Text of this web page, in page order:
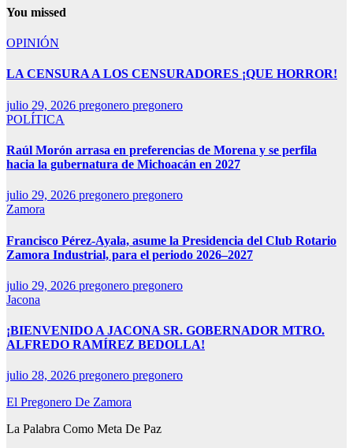
You missed
OPINIÓN
LA CENSURA A LOS CENSURADORES ¡QUE HORROR!
julio 29, 2026 pregonero pregonero
POLÍTICA
Raúl Morón arrasa en preferencias de Morena y se perfila
hacia la gubernatura de Michoacán en 2027
julio 29, 2026 pregonero pregonero
Zamora
Francisco Pérez-Ayala, asume la Presidencia del Club Rotario
Zamora Industrial, para el periodo 2026–2027
julio 29, 2026 pregonero pregonero
Jacona
¡BIENVENIDO A JACONA SR. GOBERNADOR MTRO.
ALFREDO RAMÍREZ BEDOLLA!
julio 28, 2026 pregonero pregonero
El Pregonero De Zamora
La Palabra Como Meta De Paz